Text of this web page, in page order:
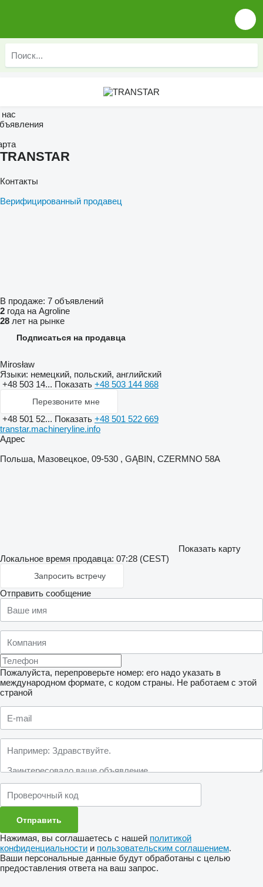
TRANSTAR
Контакты
Верифицированный продавец
В продаже: 7 объявлений
2 года на Agroline
28 лет на рынке
Подписаться на продавца
Mirosław
Языки: немецкий, польский, английский
+48 503 14... Показать +48 503 144 868
Перезвоните мне
+48 501 52... Показать +48 501 522 669
transtar.machineryline.info
Адрес
Польша, Мазовецкое, 09-530 , GĄBIN, CZERMNO 58A
Показать карту
Локальное время продавца: 07:28 (CEST)
Запросить встречу
Отправить сообщение
Пожалуйста, перепроверьте номер: его надо указать в
международном формате, с кодом страны. Не работаем с этой
страной
Нажимая, вы соглашаетесь с нашей политикой
конфиденциальности и пользовательским соглашением.
Ваши персональные данные будут обработаны с целью
предоставления ответа на ваш запрос.